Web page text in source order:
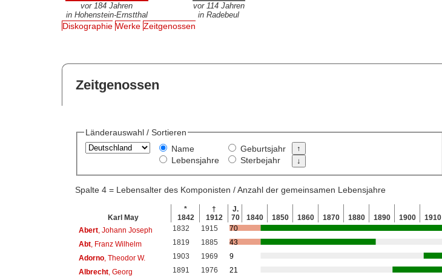
vor 184 Jahren
in Hohenstein-Ernstthal
vor 114 Jahren
in Radebeul
Diskographie Werke Zeitgenossen
Zeitgenossen
Länderauswahl / Sortieren
Name
Lebensjahre
Geburtsjahr
Sterbejahr
Spalte 4 = Lebensalter des Komponisten / Anzahl der gemeinsamen Lebensjahre
Karl May
*
1842
†
1912
J.
70
1840 1850 1860 1870 1880 1890 1900 1910
Abert, Johann Joseph 1832 1915
70
Abt, Franz Wilhelm 1819 1885
43
Adorno, Theodor W. 1903 1969
9
Albrecht, Georg 1891 1976
21